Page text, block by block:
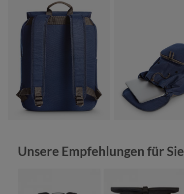
Produktgalerie überspringen
Unsere Empfehlungen für Sie